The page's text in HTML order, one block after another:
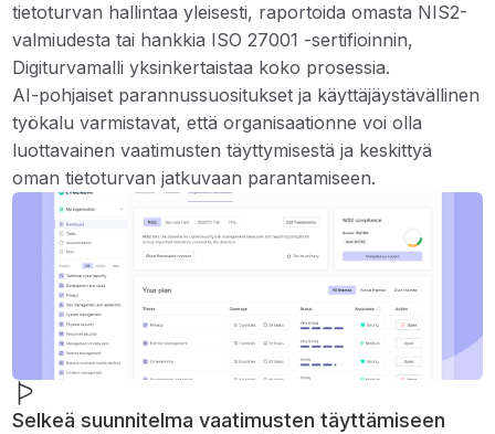
tietoturvan hallintaa yleisesti, raportoida omasta NIS2-
valmiudesta tai hankkia ISO 27001 -sertifioinnin,
Digiturvamalli yksinkertaistaa koko prosessia.
AI-pohjaiset parannussuositukset ja käyttäjäystävällinen
työkalu varmistavat, että organisaationne voi olla
luottavainen vaatimusten täyttymisestä ja keskittyä
oman tietoturvan jatkuvaan parantamiseen.
Selkeä suunnitelma vaatimusten täyttämiseen